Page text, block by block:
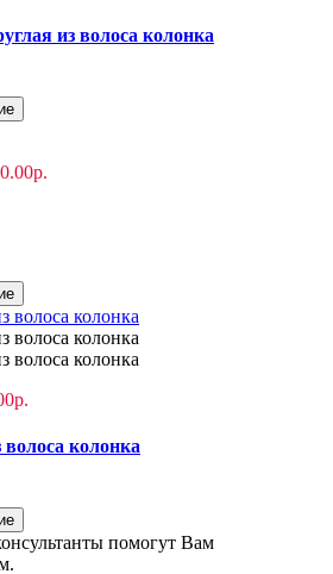
из волоса колонка
волоса колонка